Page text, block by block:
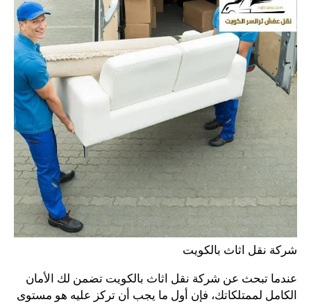
شركة نقل اثاث بالكويت
عندما تبحث عن شركة نقل اثاث بالكويت تضمن لك الأمان
الكامل لممتلكاتك، فإن أول ما يجب أن تركز عليه هو مستوى